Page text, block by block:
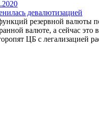
девалютизацией
резервной валюты
валюте, а сейчас
ЦБ с легализацией